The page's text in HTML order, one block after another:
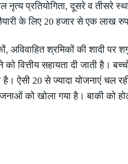
नृत्य प्रतियोगिता, दूसरे व
के लिए 20 हजार से एक लाख
अविवाहित श्रमिकों की शादी पर
को वित्तीय सहायता दी जाती है।
है। ऐसी 20 से ज्यादा योजनाएं चल
को खोला गया है। बाकी को